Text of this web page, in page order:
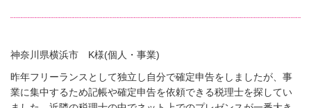
神奈川県横浜市 K様(個人・事業)
昨年フリーランスとして独立し自分で確定申告をしましたが、事
業に集中するため記帳や確定申告を依頼できる税理士を探してい